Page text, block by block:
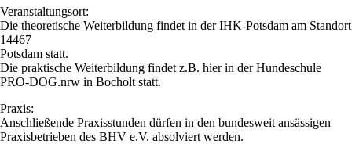
Veranstaltungsort:
Die theoretische Weiterbildung findet in der IHK-Potsdam am Standort
14467
Potsdam statt.
Die praktische Weiterbildung findet z.B. hier in der Hundeschule
PRO-DOG.nrw in Bocholt statt.
Praxis:
Anschließende Praxisstunden dürfen in den bundesweit ansässigen
Praxisbetrieben des BHV e.V. absolviert werden.